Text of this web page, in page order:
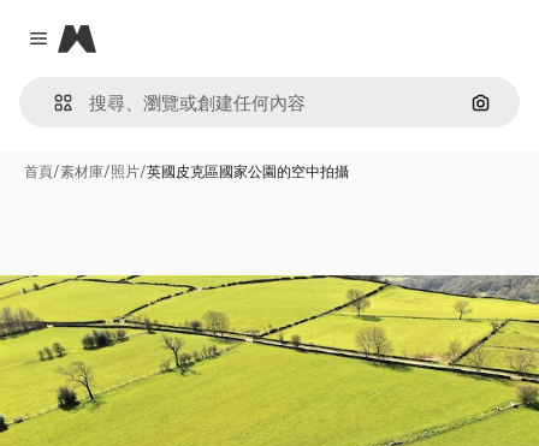
Close menu
Magnific
通過圖
首頁/素材庫/照片/英國皮克區國家公園的空中拍攝